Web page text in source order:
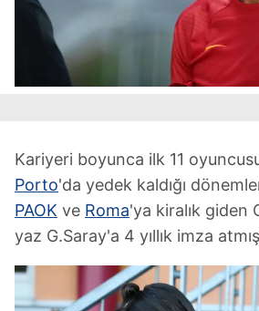
Kariyeri boyunca ilk 11
Porto'da yedek kaldığı
PAOK ve Roma'ya kiralık giden
yaz G.Saray'a 4 yıllık imza